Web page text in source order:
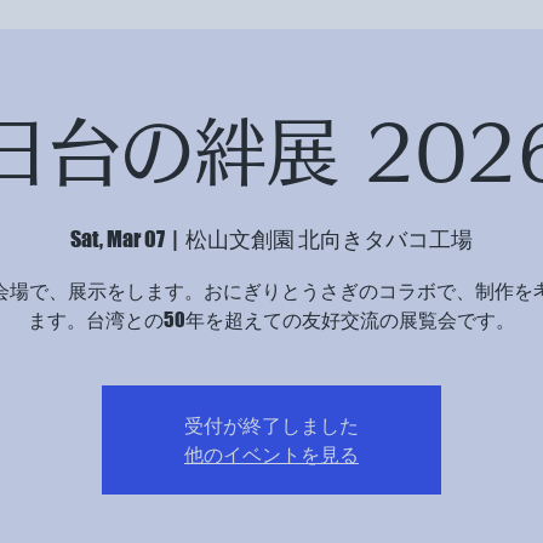
台の絆展
Sat, Mar 07
  |
松山文創園 北向きタバコ工場
場で、展示をします。おにぎりとうさぎのコラボで、制作を
ます。台湾との50年を超えての友好交流の展覧会です。
受付が終了しました
他のイベントを見る